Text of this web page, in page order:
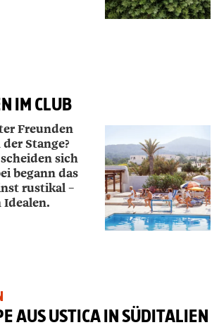
IM CLUB
Freunden
Stange?
sich
begann das
rustikal –
AUS USTICA IN SÜDITALIEN